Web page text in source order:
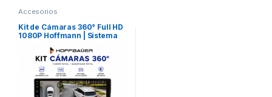
Accesorios
Kit de Cámaras 360° Full HD
1080P Hoffmann | Sistema
Hoffmann & HoffBäuer